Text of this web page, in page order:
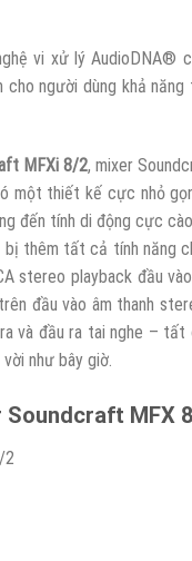
vi xử lý AudioDNA®
người dùng khả năng
MFXi 8/2, mixer
một thiết kế cực nhỏ
đến tính di động cực
thêm tất cả tính năng
stereo playback đầu
đầu vào âm thanh
và đầu ra tai nghe –
như bây giờ.
Soundcraft MFX
2